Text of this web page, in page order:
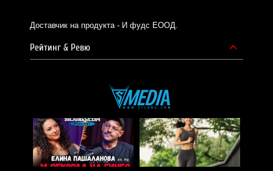
Доставчик на продукта - И фудс ЕООД.
Рейтинг & Ревю